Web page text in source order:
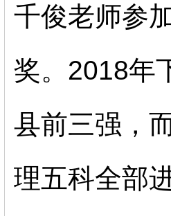
千俊老师参
奖。 2018年
县前三强，
理五科全部